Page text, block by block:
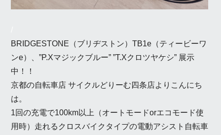
BRIDGESTONE（ブリヂストン）TB1e（ティービーワ
ンe）、”P.Xマジックブルー” ”T.Xクロツヤケシ” 展示
中！！
京都の自転車店 サイクルどりーむ四条店よりこんにち
は。
1回の充電で100km以上（オートモードorエコモード使
用時）走れるクロスバイクタイプの電動アシスト自転車